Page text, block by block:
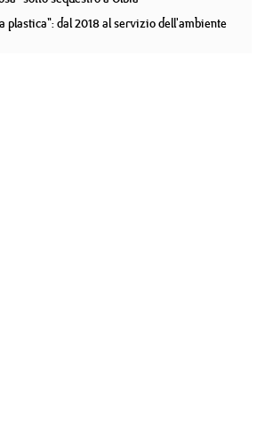
plastica": dal 2018 al servizio dell'ambiente